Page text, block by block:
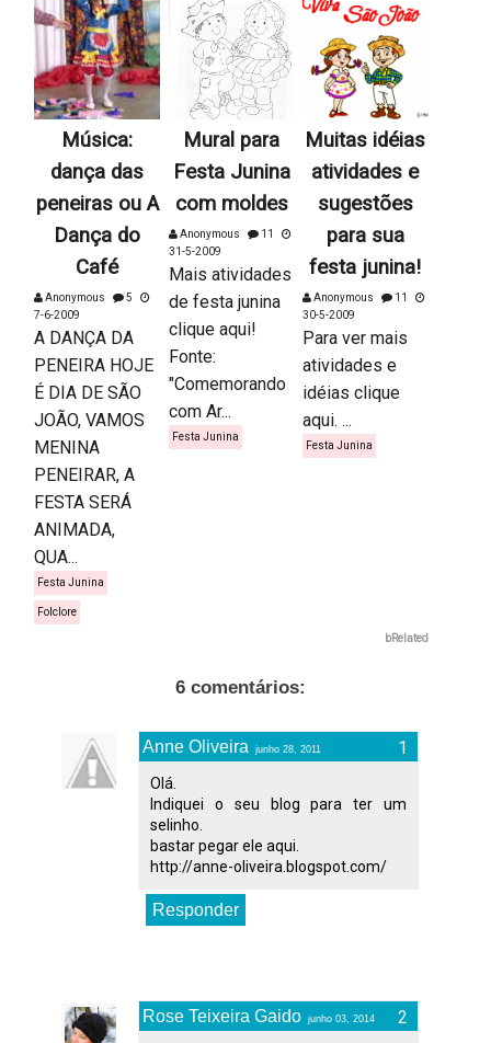
Música:
dança das
peneiras ou A
Dança do
Café
Anonymous
5
7-6-2009
A DANÇA DA
PENEIRA HOJE
É DIA DE SÃO
JOÃO, VAMOS
MENINA
PENEIRAR, A
FESTA SERÁ
ANIMADA,
QUA...
Festa Junina
Folclore
Mural para
Festa Junina
com moldes
Anonymous
11
31-5-2009
Mais atividades
de festa junina
clique aqui!
Fonte:
"Comemorando
com Ar...
Festa Junina
Muitas idéias
atividades e
sugestões
para sua
festa junina!
Anonymous
11
30-5-2009
Para ver mais
atividades e
idéias clique
aqui. ...
Festa Junina
bRelated
6 comentários:
Anne Oliveira junho 28, 2011
Olá.
Indiquei o seu blog para ter um
selinho.
bastar pegar ele aqui.
http://anne-oliveira.blogspot.com/
Responder
Rose Teixeira Gaido junho 03, 2014